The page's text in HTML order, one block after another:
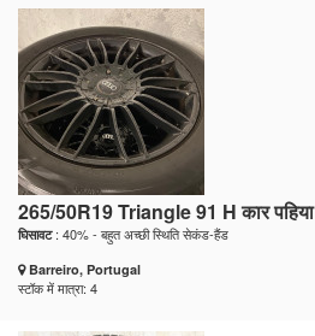
265/50R19 Triangle 91 H कार पहिया
घिसावट: 40% - बहुत अच्छी स्थिति सेकंड-हैंड
Barreiro, Portugal
स्टॉक में मात्रा: 4